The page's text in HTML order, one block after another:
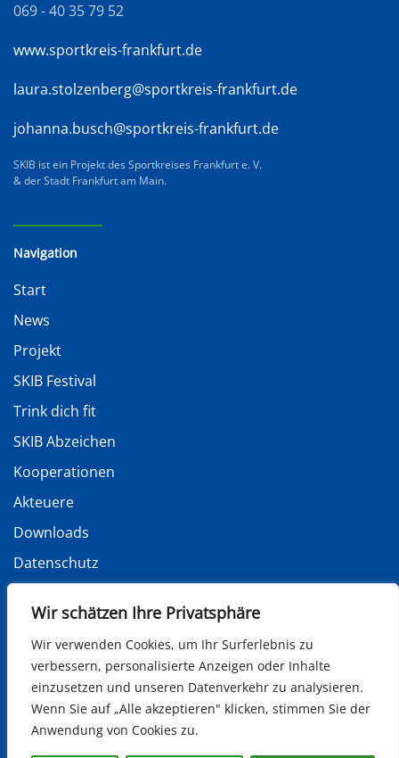
Wir schätzen Ihre Privatsphäre
Wir verwenden Cookies, um Ihr Surferlebnis zu
verbessern, personalisierte Anzeigen oder Inhalte
einzusetzen und unseren Datenverkehr zu analysieren.
Wenn Sie auf „Alle akzeptieren" klicken, stimmen Sie der
Anwendung von Cookies zu.
069 - 40 35 79 52
www.sportkreis-frankfurt.de
laura.stolzenberg@sportkreis-frankfurt.de
johanna.busch@sportkreis-frankfurt.de
SKIB ist ein Projekt des Sportkreises Frankfurt e. V.
& der Stadt Frankfurt am Main.
Navigation
Start
News
Projekt
SKIB Festival
Trink dich fit
SKIB Abzeichen
Kooperationen
Akteuere
Downloads
Datenschutz
Soziale Netzwerke